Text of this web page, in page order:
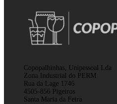
Copopalhinhas, Unipessoal Lda
Zona Industrial do PERM
Rua da Lage 1746
4505-856 Pigeiros
Santa Maria da Feira